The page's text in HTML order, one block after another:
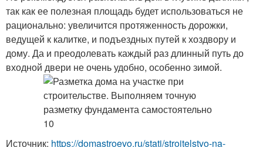
так как ее полезная площадь будет использоваться не
рационально: увеличится протяженность дорожки,
ведущей к калитке, и подъездных путей к хоздвору и
дому. Да и преодолевать каждый раз длинный путь до
входной двери не очень удобно, особенно зимой.
Источник: https://domastroevo.ru/stati/stroitelstvo-na-